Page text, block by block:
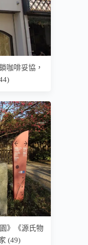
咖啡妥協，
》《源氏物
(49)